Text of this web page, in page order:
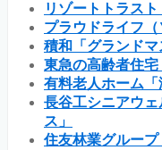
リゾートトラスト
プラウドライフ（
積和「グランドマ
東急の高齢者住宅
有料老人ホーム「
長谷工シニアウ
ス」
住友林業グループ